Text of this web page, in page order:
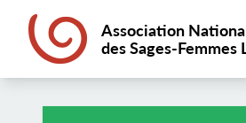
Association
des Sages-Femmes